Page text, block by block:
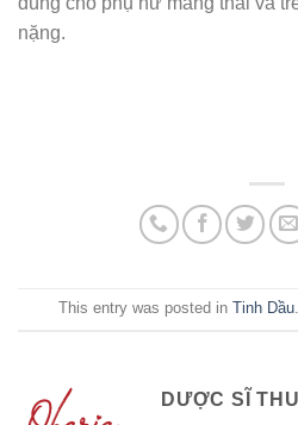
nặng.
This entry was posted in Tinh Dầu
DƯỢC SĨ